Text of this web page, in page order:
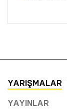
YARIŞMALAR
YAYINLAR